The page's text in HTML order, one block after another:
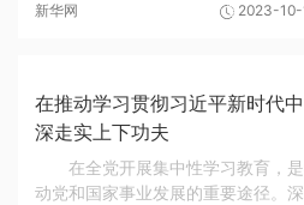
共产党第二十次全国代表大会上作报
新华网 2023-10-
在推动学习贯彻习近平新时代
深走实上下功夫
在全党开展集中性学习教育，
动党和国家事业发展的重要途径。